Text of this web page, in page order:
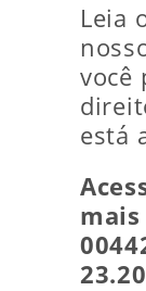
Leia
você
está